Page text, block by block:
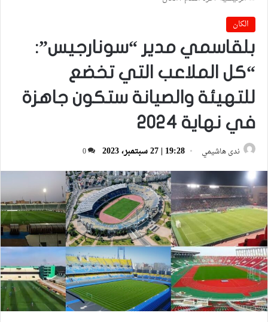
الكان
بلقاسمي مدير “سونارجيس”:
“كل الملاعب التي تخضع
للتهيئة والصيانة ستكون جاهزة
في نهاية 2024
ندى هاشيمي 19:28 | 27 سبتمبر، 2023 0